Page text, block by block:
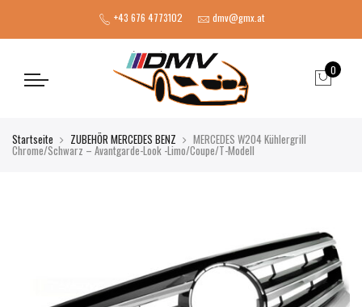
+43 676 4773102 dmv@gmx.at
0
Startseite ZUBEHÖR MERCEDES BENZ MERCEDES W204 Kühlergrill
Chrome/Schwarz – Avantgarde-Look -Limo/Coupe/T-Modell